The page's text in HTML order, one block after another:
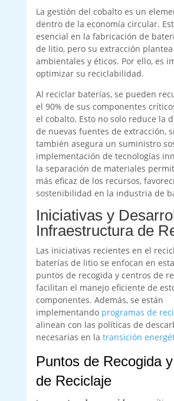
La gestión del cobalto es un
dentro de la economía circular.
esencial en la fabricación de
de litio, pero su extracción
ambientales y éticos. Por ello, es
optimizar su reciclabilidad.
Al reciclar baterías, se pueden
el 90% de sus componentes
el cobalto. Esto no solo reduce la
de nuevas fuentes de extracción,
también asegura un suministro
implementación de tecnologías
la separación de materiales
más eficaz de los recursos,
sostenibilidad en la industria de
Iniciativas y
Infraestructura de
Las iniciativas recientes en el
baterías de litio se enfocan en
puntos de recogida y centros de
facilitan el manejo eficiente de
componentes. Además, se están
implementando programas de
alinean con las políticas de
necesarias en la transición
Puntos de Recogida
de Reciclaje